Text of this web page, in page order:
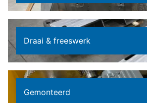
Draai & freeswerk
Gemonteerd